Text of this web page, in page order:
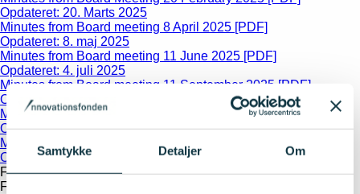
Samtykke Detaljer Om
Opdateret: 20. Marts 2025
Minutes from Board meeting 8 April 2025 [PDF]
Opdateret: 8. maj 2025
Minutes from Board meeting 11 June 2025 [PDF]
Opdateret: 4. juli 2025
Minutes from Board meeting 11 September 2025 [PDF]
Opdateret: 8. oktober 2025
Minutes from Board Meeting 22 October 2025 [PDF]
Opdateret: 5. januar 2026
Minutes from Board Meeting 3 December 2025 [PDF]
Opdateret: 5. januar 2026
Fagudvalg
Fagudvalg